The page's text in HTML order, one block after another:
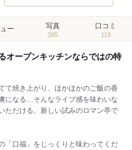
ー 写真
385
口コミ
119
オープンキッチンならではの特
て焼き上がり、ほかほかのご飯の香
になる…そんなライブ感を味わいな
ただける、新しい試みのロマン亭で
「口福」をじっくりと味わってくだ